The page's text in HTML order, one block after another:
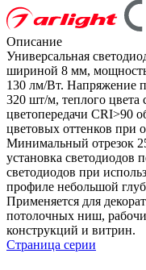
Описание
Универсальная
шириной 8 мм,
130 лм/Вт. Напряжение
320 шт/м, теплого
цветопередачи CRI>90
цветовых оттенков
Минимальный отрезок
установка светодиодов
светодиодов при
профиле небольшой
Применяется для
потолочных ниш,
конструкций и витрин.
Страница серии